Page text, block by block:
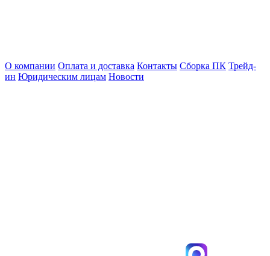
О компании Оплата и доставка Контакты Сборка ПК Трейд-
ин Юридическим лицам Новости